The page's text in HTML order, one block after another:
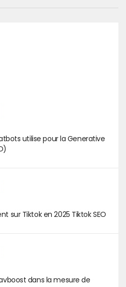
utilise pour la Generative
sur Tiktok en 2025 Tiktok SEO
dans la mesure de